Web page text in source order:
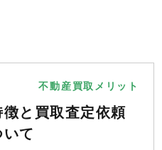
不動産買取メリット
と買取査定依頼
て